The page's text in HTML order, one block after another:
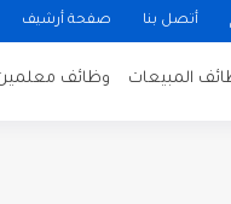
أتصل بنا صفحة أرشيف
المبيعات وظائف